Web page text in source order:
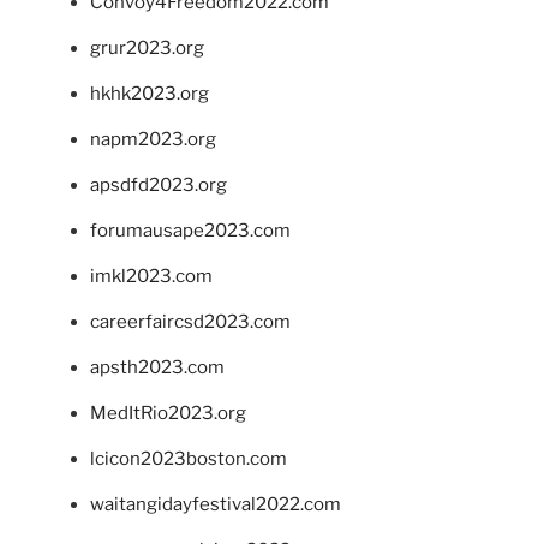
grur2023.org
hkhk2023.org
napm2023.org
apsdfd2023.org
forumausape2023.com
imkl2023.com
careerfaircsd2023.com
apsth2023.com
MedItRio2023.org
lcicon2023boston.com
waitangidayfestival2022.com